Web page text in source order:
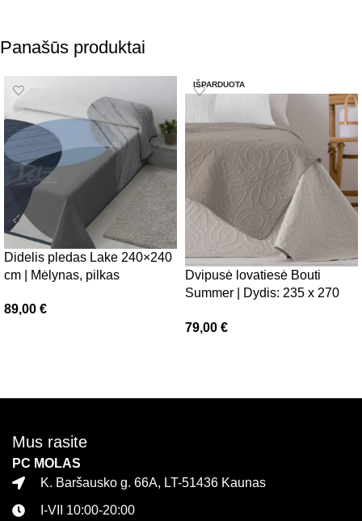
Panašūs produktai
Didelis pledas Lake 240×240
cm | Mėlynas, pilkas
89,00 €
IŠPARDUOTA
Dvipusė lovatiesė Bouti
Summer | Dydis: 235 x 270
79,00 €
Mus rasite
PC MOLAS
K. Baršausko g. 66A, LT-51436 Kaunas
I-VII 10:00-20:00